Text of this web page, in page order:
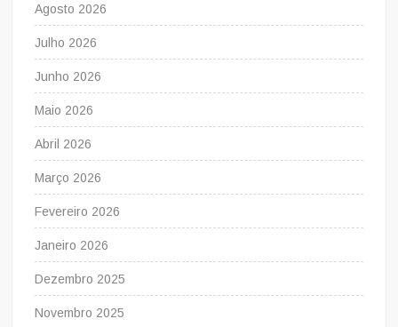
Agosto 2026
Julho 2026
Junho 2026
Maio 2026
Abril 2026
Março 2026
Fevereiro 2026
Janeiro 2026
Dezembro 2025
Novembro 2025